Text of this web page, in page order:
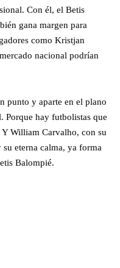
Con él, el Betis
gana margen para
como Kristjan
nacional podrían
punto y aparte en el plano
Porque hay futbolistas que
William Carvalho, con su
eterna calma, ya forma
Balompié.